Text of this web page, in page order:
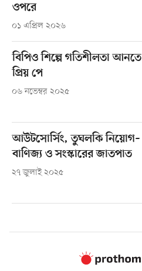
ওপরে
০১ এপ্রিল ২০২৬
বিপিও শিল্পে গতিশীলতা আনতে
প্রিয় পে
০৬ নভেম্বর ২০২৫
আউটসোর্সিং, তুঘলকি নিয়োগ–
বাণিজ্য ও সংস্কারের জাতপাত
২৭ জুলাই ২০২৫